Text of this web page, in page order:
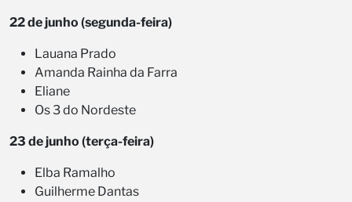
22 de junho (segunda-feira)
Lauana Prado
Amanda Rainha da Farra
Eliane
Os 3 do Nordeste
23 de junho (terça-feira)
Elba Ramalho
Guilherme Dantas